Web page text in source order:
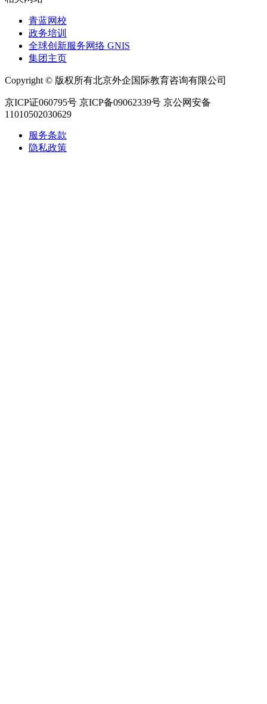
青蓝网校
政务培训
全球创新服务网络 GNIS
集团主页
Copyright © 版权所有北京外企国际教育咨询有限公司
京ICP证060795号 京ICP备09062339号 京公网安备
11010502030629
服务条款
隐私政策